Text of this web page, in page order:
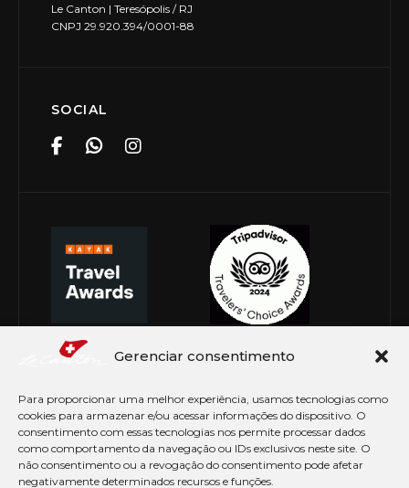
Gerenciar consentimento
Para proporcionar uma melhor experiência, usamos tecnologias como
cookies para armazenar e/ou acessar informações do dispositivo. O
consentimento com essas tecnologias nos permite processar dados
como comportamento da navegação ou IDs exclusivos neste site. O
não consentimento ou a revogação do consentimento pode afetar
negativamente determinados recursos e funções.
Le Canton | Teresópolis / RJ
CNPJ 29.920.394/0001-88
SOCIAL
© Copyright 2026 Le Canton. Todos os direitos